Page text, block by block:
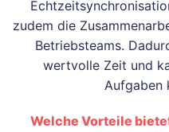
zudem die
Betriebsteams.
wertvolle Zeit und
Aufgaben
Welche Vorteile